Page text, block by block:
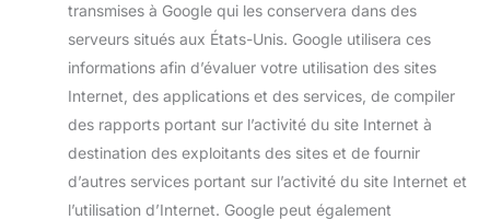
transmises à Google qui les conservera dans des
serveurs situés aux États-Unis. Google utilisera ces
informations afin d’évaluer votre utilisation des sites
Internet, des applications et des services, de compiler
des rapports portant sur l’activité du site Internet à
destination des exploitants des sites et de fournir
d’autres services portant sur l’activité du site Internet et
l’utilisation d’Internet. Google peut également